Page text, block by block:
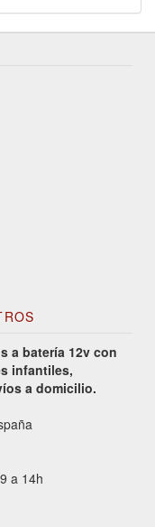
a batería 12v con
infantiles,
a domicilio.
a 14h